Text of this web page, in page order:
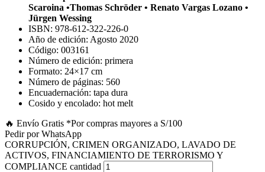
Scaroina •Thomas Schröder • Renato Vargas Lozano •
Jürgen Wessing
ISBN: 978-612-322-226-0
Año de edición: Agosto 2020
Código: 003161
Número de edición: primera
Formato: 24×17 cm
Número de páginas: 560
Encuadernación: tapa dura
Cosido y encolado: hot melt
🔥 Envío Gratis *Por compras mayores a S/100
Pedir por WhatsApp
CORRUPCIÓN, CRIMEN ORGANIZADO, LAVADO DE
ACTIVOS, FINANCIAMIENTO DE TERRORISMO Y
COMPLIANCE cantidad